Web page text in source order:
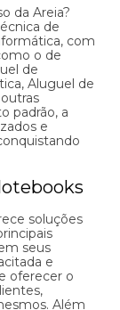
da Areia?
de
com
o de
de
Aluguel de
padrão, a
e
soluções
seus
e
oferecer o
Além